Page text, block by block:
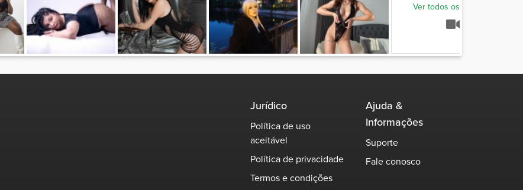
Ver todos os modelos
Jurídico
Política de uso
aceitável
Política de privacidade
Termos e condições
Ajuda &
Informações
Suporte
Fale conosco